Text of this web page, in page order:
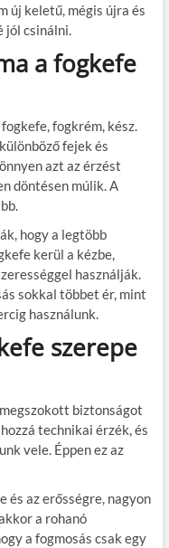
új keletű, mégis újra és
csinálni.
a fogkefe
fogkrém, kész.
fejek és
azt az érzést
döntésen múlik. A
hogy a legtöbb
kerül a kézbe,
használják.
sokkal többet ér, mint
használunk.
szerepe
biztonságot
technikai érzék, és
vele. Éppen ez az
és az erősségre, nagyon
a rohanó
a fogmosás csak egy